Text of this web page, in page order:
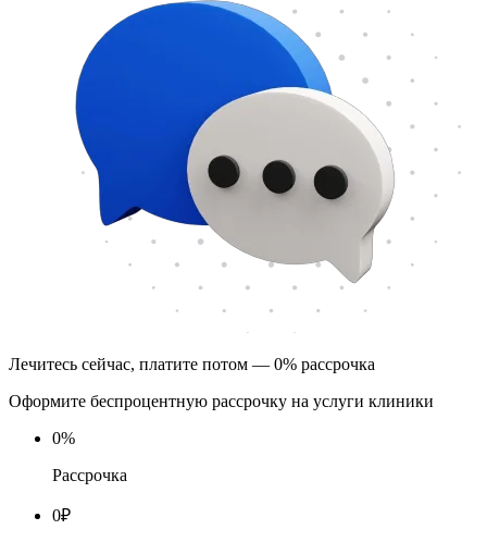
Лечитесь сейчас, платите потом — 0% рассрочка
Оформите беспроцентную рассрочку на услуги клиники
0%
Рассрочка
0₽